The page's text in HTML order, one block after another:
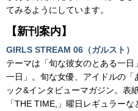
てみるようにしています。
【新刊案内】
GIRLS STREAM 06（ガルスト）
テーマは「旬な彼女のとある一
一日」。旬な女優、アイドルの「
ック&インタビューマガジン。表
「THE TIME,」曜日レギュラー